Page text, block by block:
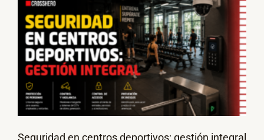
Seguridad en centros deportivos: gestión integral